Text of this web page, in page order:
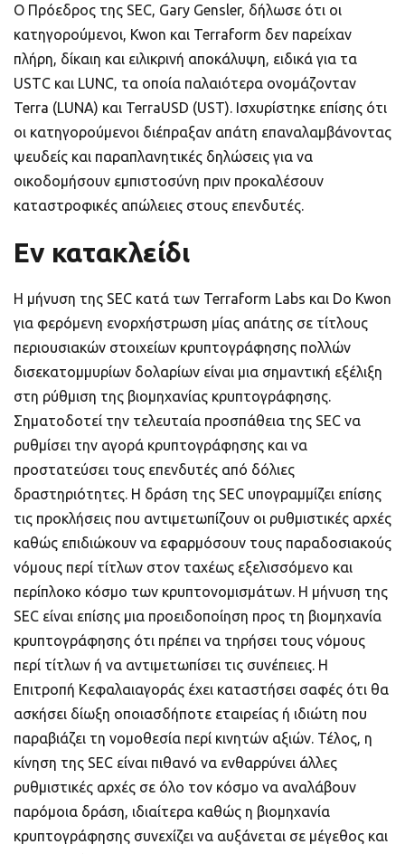
Ο Πρόεδρος της SEC, Gary Gensler, δήλωσε ότι οι
κατηγορούμενοι, Kwon και Terraform δεν παρείχαν
πλήρη, δίκαιη και ειλικρινή αποκάλυψη, ειδικά για τα
USTC και LUNC, τα οποία παλαιότερα ονομάζονταν
Terra (LUNA) και TerraUSD (UST). Ισχυρίστηκε επίσης ότι
οι κατηγορούμενοι διέπραξαν απάτη επαναλαμβάνοντας
ψευδείς και παραπλανητικές δηλώσεις για να
οικοδομήσουν εμπιστοσύνη πριν προκαλέσουν
καταστροφικές απώλειες στους επενδυτές.
Εν κατακλείδι
Η μήνυση της SEC κατά των Terraform Labs και Do Kwon
για φερόμενη ενορχήστρωση μίας απάτης σε τίτλους
περιουσιακών στοιχείων κρυπτογράφησης πολλών
δισεκατομμυρίων δολαρίων είναι μια σημαντική εξέλιξη
στη ρύθμιση της βιομηχανίας κρυπτογράφησης.
Σηματοδοτεί την τελευταία προσπάθεια της SEC να
ρυθμίσει την αγορά κρυπτογράφησης και να
προστατεύσει τους επενδυτές από δόλιες
δραστηριότητες. Η δράση της SEC υπογραμμίζει επίσης
τις προκλήσεις που αντιμετωπίζουν οι ρυθμιστικές αρχές
καθώς επιδιώκουν να εφαρμόσουν τους παραδοσιακούς
νόμους περί τίτλων στον ταχέως εξελισσόμενο και
περίπλοκο κόσμο των κρυπτονομισμάτων. Η μήνυση της
SEC είναι επίσης μια προειδοποίηση προς τη βιομηχανία
κρυπτογράφησης ότι πρέπει να τηρήσει τους νόμους
περί τίτλων ή να αντιμετωπίσει τις συνέπειες. Η
Επιτροπή Κεφαλαιαγοράς έχει καταστήσει σαφές ότι θα
ασκήσει δίωξη οποιασδήποτε εταιρείας ή ιδιώτη που
παραβιάζει τη νομοθεσία περί κινητών αξιών. Τέλος, η
κίνηση της SEC είναι πιθανό να ενθαρρύνει άλλες
ρυθμιστικές αρχές σε όλο τον κόσμο να αναλάβουν
παρόμοια δράση, ιδιαίτερα καθώς η βιομηχανία
κρυπτογράφησης συνεχίζει να αυξάνεται σε μέγεθος και